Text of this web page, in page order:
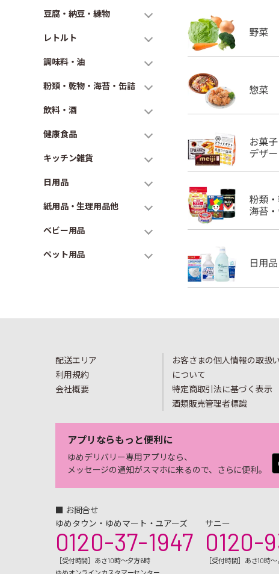
豆腐・納豆・練物
レトルト
調味料・油
粉類・乾物・海苔・缶詰
飲料・酒
健康食品
キッチン雑貨
日用品
紙用品・生理用品他
ベビー用品
ペット用品
配送エリア
利用規約
会社概要
お客さまの個人情報の取扱い
について
特定商取引法に基づく表示
酒類販売管理者標識
アプリならもっと便利に
ゆめデリバリー専用アプリなら、
メッセージの通知がスマホに来るので、さらに便利。
■ お問合せ
ゆめタウン・ゆめマート・ユアーズ
0120-37-1947
［受付時間］あさ10時～夕方6時
サニー
0120-
［受付時間］あさ10時